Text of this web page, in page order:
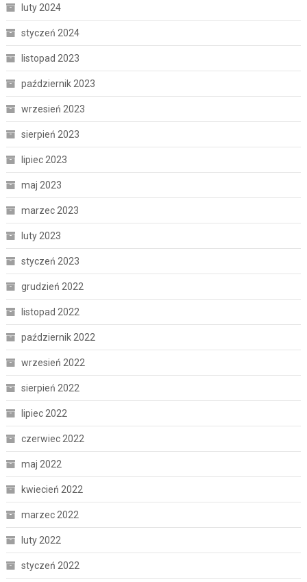
luty 2024
styczeń 2024
listopad 2023
październik 2023
wrzesień 2023
sierpień 2023
lipiec 2023
maj 2023
marzec 2023
luty 2023
styczeń 2023
grudzień 2022
listopad 2022
październik 2022
wrzesień 2022
sierpień 2022
lipiec 2022
czerwiec 2022
maj 2022
kwiecień 2022
marzec 2022
luty 2022
styczeń 2022